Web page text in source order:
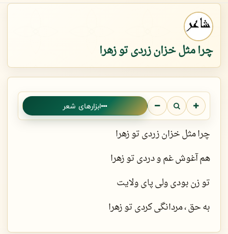
چرا مثل خزان زردی تو زهرا
ابزارهای شعر
چرا مثل خزان زردی تو زهرا
هم آغوش غم و دردی تو زهرا
تو زن بودی ولی پای ولایت
به حق ، مردانگی کردی تو زهرا